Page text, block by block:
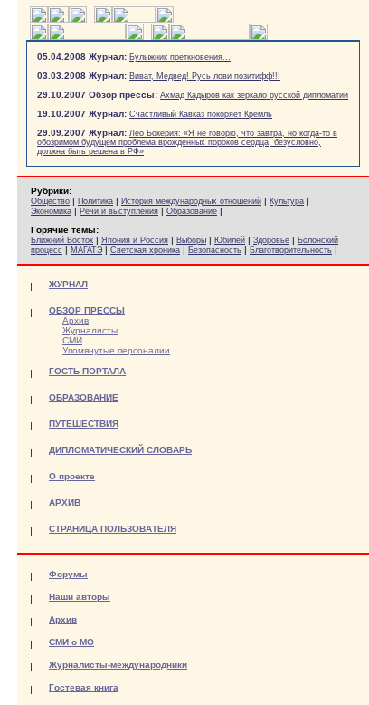
05.04.2008 Журнал: Булыжник преткновения...
03.03.2008 Журнал: Виват, Медвед! Русь лови позитифф!!!
29.10.2007 Обзор прессы: Ахмад Кадыров как зеркало русской дипломатии
19.10.2007 Журнал: Счастливый Кавказ покоряет Кремль
29.09.2007 Журнал: Лео Бокерия: «Я не говорю, что завтра, но когда-то в
обозримом будущем проблема врожденных пороков сердца, безусловно,
должна быть решена в РФ»
Рубрики:
Общество | Политика | История международных отношений | Культура |
Экономика | Речи и выступления | Образование |
Горячие темы:
Ближний Восток | Япония и Россия | Выборы | Юбилей | Здоровье | Болонский
процесс | МАГАТЭ | Светская хроника | Безопасность | Благотворительность |
ЖУРНАЛ
ОБЗОР ПРЕССЫ
Архив
Журналисты
СМИ
Упомянутые персоналии
ГОСТЬ ПОРТАЛА
ОБРАЗОВАНИЕ
ПУТЕШЕСТВИЯ
ДИПЛОМАТИЧЕСКИЙ СЛОВАРЬ
О проекте
АРХИВ
СТРАНИЦА ПОЛЬЗОВАТЕЛЯ
Форумы
Наши авторы
Архив
СМИ о МО
Журналисты-международники
Гостевая книга